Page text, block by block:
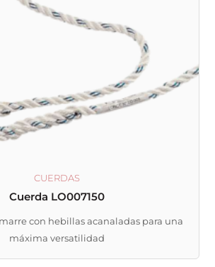
CUERDAS
Cuerda LO007150
con hebillas acanaladas para una
máxima versatilidad